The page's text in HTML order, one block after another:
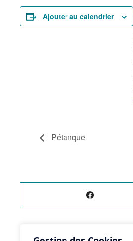
Ajouter au calendrier
Pétanque